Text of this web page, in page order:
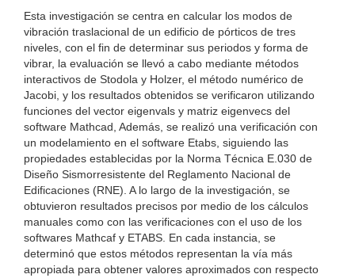
Esta investigación se centra en calcular los modos de
vibración traslacional de un edificio de pórticos de tres
niveles, con el fin de determinar sus periodos y forma de
vibrar, la evaluación se llevó a cabo mediante métodos
interactivos de Stodola y Holzer, el método numérico de
Jacobi, y los resultados obtenidos se verificaron utilizando
funciones del vector eigenvals y matriz eigenvecs del
software Mathcad, Además, se realizó una verificación con
un modelamiento en el software Etabs, siguiendo las
propiedades establecidas por la Norma Técnica E.030 de
Diseño Sismorresistente del Reglamento Nacional de
Edificaciones (RNE). A lo largo de la investigación, se
obtuvieron resultados precisos por medio de los cálculos
manuales como con las verificaciones con el uso de los
softwares Mathcaf y ETABS. En cada instancia, se
determinó que estos métodos representan la vía más
apropiada para obtener valores aproximados con respecto